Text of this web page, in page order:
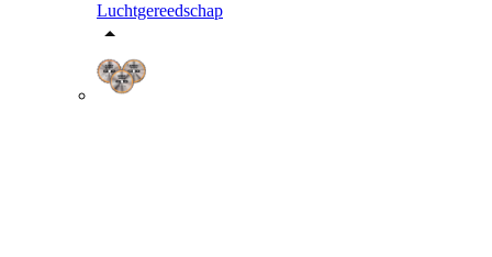
Luchtgereedschap